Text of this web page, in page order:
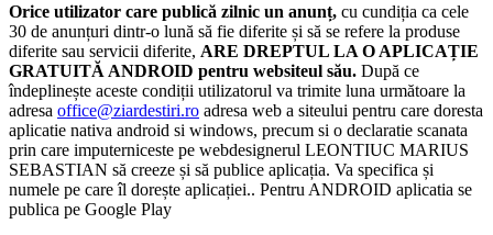
Orice utilizator care publică zilnic un anunț, cu cundiția ca cele
30 de anunțuri dintr-o lună să fie diferite și să se refere la produse
diferite sau servicii diferite, ARE DREPTUL LA O APLICAȚIE
GRATUITĂ ANDROID pentru websiteul său. După ce
îndeplinește aceste condiții utilizatorul va trimite luna următoare la
adresa office@ziardestiri.ro adresa web a siteului pentru care doresta
aplicatie nativa android si windows, precum si o declaratie scanata
prin care imputerniceste pe webdesignerul LEONTIUC MARIUS
SEBASTIAN să creeze și să publice aplicația. Va specifica și
numele pe care îl dorește aplicației.. Pentru ANDROID aplicatia se
publica pe Google Play